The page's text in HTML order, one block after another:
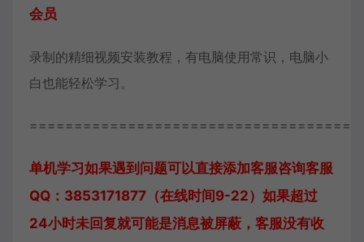
会员
录制的精细视频安装教程，有电脑使用常识，电脑小
白也能轻松学习。
单机学习如果遇到问题可以直接添加客服咨询客服
QQ：3853171877（在线时间9-22） 如果超过
24小时未回复就可能是消息被屏蔽，客服没有收